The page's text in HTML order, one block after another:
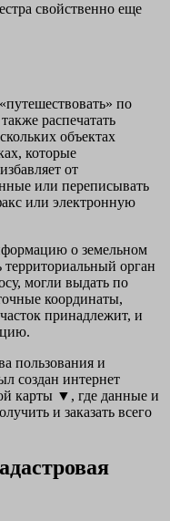
свойственно еще
по
распечатать
объектах
которые
от
или переписывать
или электронную
о земельном
орган
могли выдать по
координаты,
принадлежит, и
пользования и
создан интернет
карты ▼, где данные и
и заказать всего